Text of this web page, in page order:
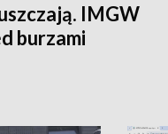
IMGW
burzami